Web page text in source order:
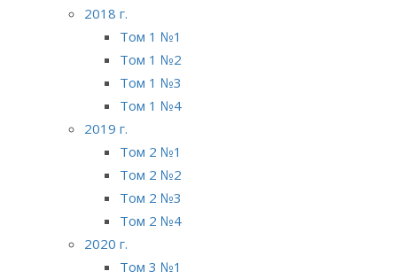
2018 г.
Том 1 №1
Том 1 №2
Том 1 №3
Том 1 №4
2019 г.
Том 2 №1
Том 2 №2
Том 2 №3
Том 2 №4
2020 г.
Том 3 №1